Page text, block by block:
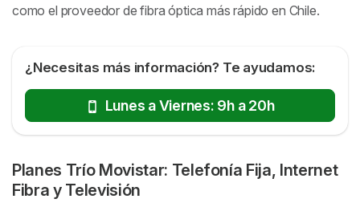
como el proveedor de fibra óptica más rápido en Chile.
¿Necesitas más información? Te ayudamos:
Lunes a Viernes: 9h a 20h
Planes Trío Movistar: Telefonía Fija, Internet
Fibra y Televisión